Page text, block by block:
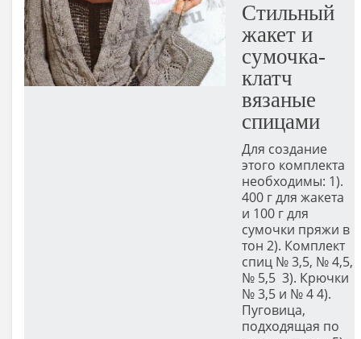
Стильный
жакет и
сумочка-
клатч
вязаные
спицами
Для создание
этого комплекта
необходимы: 1).
400 г для жакета
и 100 г для
сумочки пряжи в
тон 2). Комплект
спиц № 3,5, № 4,5,
№ 5,5 3). Крючки
№ 3,5 и № 4 4).
Пуговица,
подходящая по